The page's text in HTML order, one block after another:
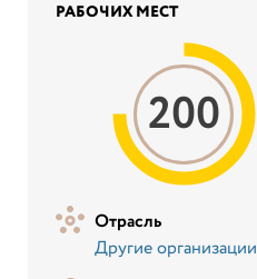
РАБОЧИХ МЕСТ
200
Отрасль
Другие организации